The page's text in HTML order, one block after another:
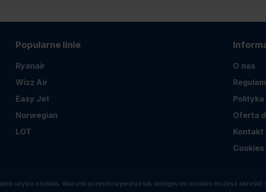
Popularne linie
Ryanair
Wizz Air
Easy Jet
Norwegian
LOT
O nas
Oferta
Kontakt
Cookies
używa cookies. Warunki przechowywania lub dostępu do cookies możesz